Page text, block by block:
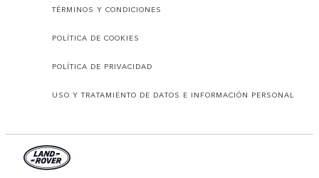
TÉRMINOS Y CONDICIONES
POLÍTICA DE COOKIES
POLÍTICA DE PRIVACIDAD
USO Y TRATAMIENTO DE DATOS E INFORMACIÓN PERSONAL